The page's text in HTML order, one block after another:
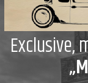
Exclusive,